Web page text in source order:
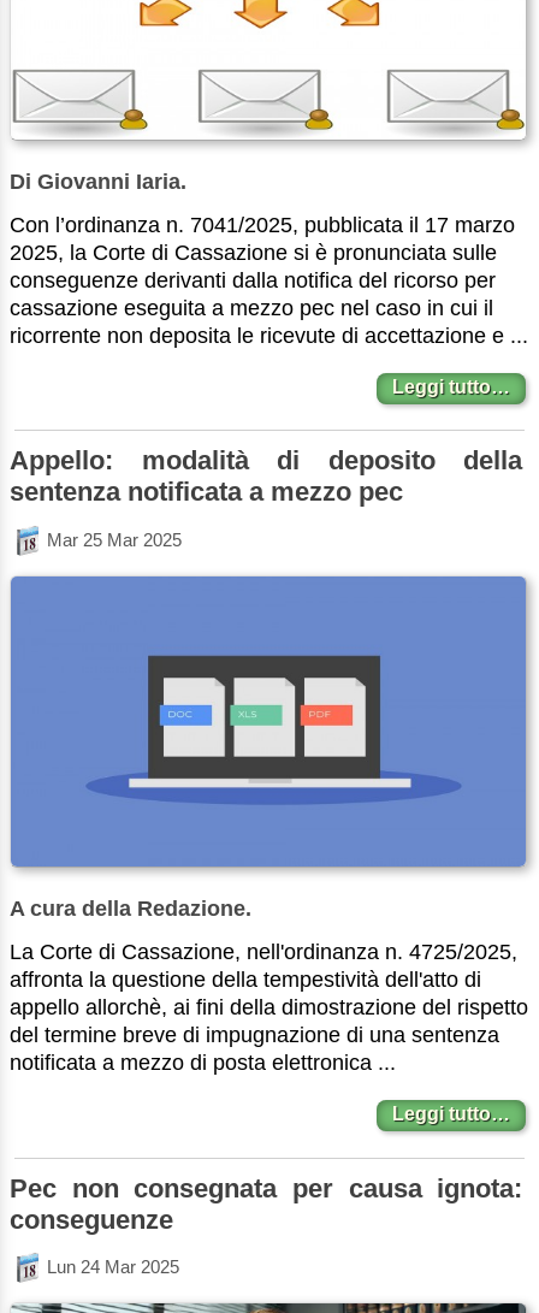
Di Giovanni Iaria.
Con l’ordinanza n. 7041/2025, pubblicata il 17 marzo
2025, la Corte di Cassazione si è pronunciata sulle
conseguenze derivanti dalla notifica del ricorso per
cassazione eseguita a mezzo pec nel caso in cui il
ricorrente non deposita le ricevute di accettazione e ...
Leggi tutto…
Appello: modalità di deposito della
sentenza notificata a mezzo pec
Mar 25 Mar 2025
A cura della Redazione.
La Corte di Cassazione, nell'ordinanza n. 4725/2025,
affronta la questione della tempestività dell'atto di
appello allorchè, ai fini della dimostrazione del rispetto
del termine breve di impugnazione di una sentenza
notificata a mezzo di posta elettronica ...
Leggi tutto…
Pec non consegnata per causa ignota:
conseguenze
Lun 24 Mar 2025